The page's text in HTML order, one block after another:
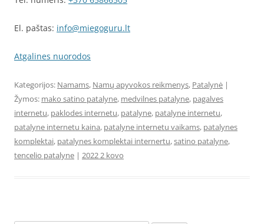
El. paštas: info@miegoguru.lt
Atgalines nuorodos
Kategorijos: Namams, Namų apyvokos reikmenys, Patalynė |
Žymos: mako satino patalyne, medvilnes patalyne, pagalves
internetu, paklodes internetu, patalyne, patalyne internetu,
patalyne internetu kaina, patalyne internetu vaikams, patalynes
komplektai, patalynes komplektai internertu,satino patalyne,
tencelio patalyne | 2022 2 kovo